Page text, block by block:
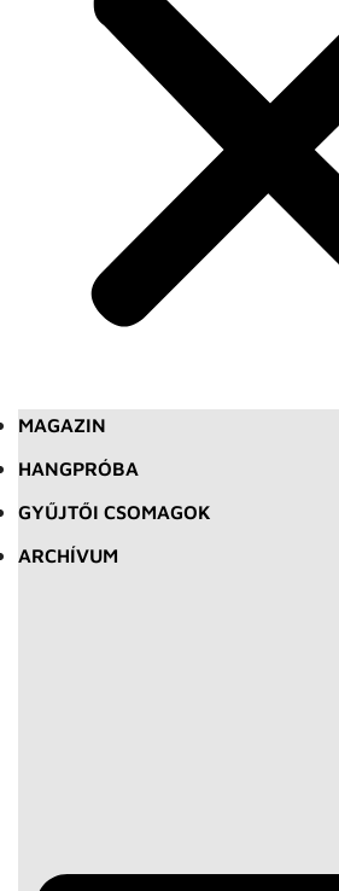
MAGAZIN
HANGPRÓBA
GYŰJTŐI CSOMAGOK
ARCHÍVUM